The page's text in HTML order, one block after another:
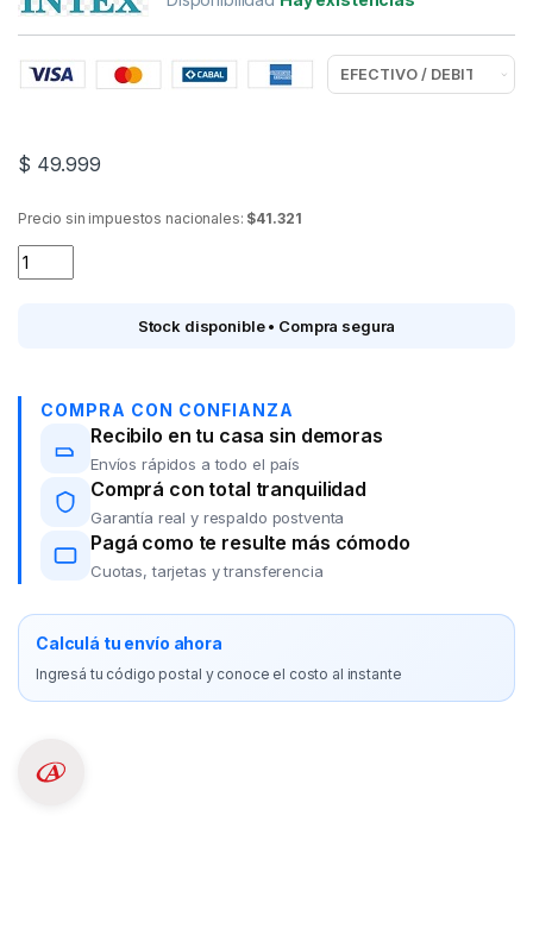
$ 49.999
Precio sin impuestos nacionales: $41.321
Colchon inflable 2 plazas INTEX Dura-Beam 137*191*25
Stock disponible • Compra segura
COMPRA CON CONFIANZA
Recibilo en tu casa sin demoras
Envíos rápidos a todo el país
Comprá con total tranquilidad
Garantía real y respaldo postventa
Pagá como te resulte más cómodo
Cuotas, tarjetas y transferencia
Calculá tu envío ahora
Ingresá tu código postal y conoce el costo al instante